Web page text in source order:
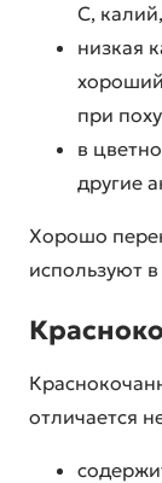
C,
низкая
при
в
другие
Хорошо
используют
отличается